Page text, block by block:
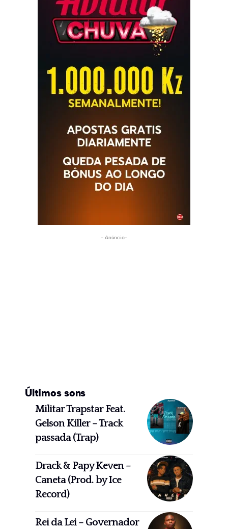
- Anúncio-
Últimos sons
Militar Trapstar Feat.
Gelson Killer – Track
passada (Trap)
Drack & Papy Keven –
Caneta (Prod. by Ice
Record)
Rei da Lei – Governador